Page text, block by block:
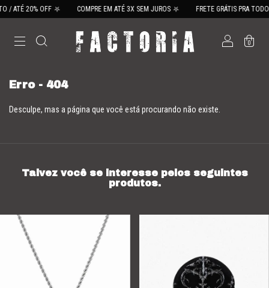
/ ATÉ 20% OFF ⛧ COMPRE EM ATÉ 3X SEM JUROS ⛧ FRETE GRÁTIS PRA
0
Erro - 404
Desculpe, mas a página que você está procurando não existe.
Talvez você se interesse pelos seguintes
produtos.